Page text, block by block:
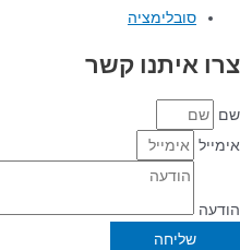
סובלימציה
צרו איתנו קשר
שם
אימייל
הודעה
שליחה